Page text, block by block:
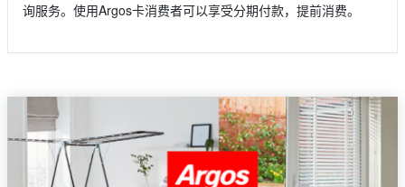
询服务。使用Argos卡消费者可以享受分期付款，提前消费。